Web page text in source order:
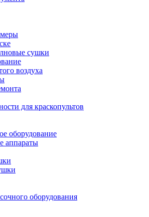
сушки
воздуха
для краскопультов
оборудование
аппараты
оборудования